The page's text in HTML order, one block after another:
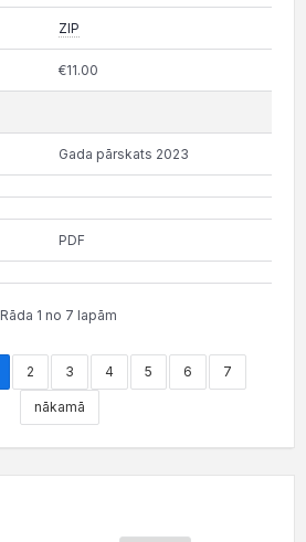
ZIP
€11.00
Gada pārskats 2023
PDF
Rāda 1 no 7 lapām
2 3 4 5 6 7
nākamā